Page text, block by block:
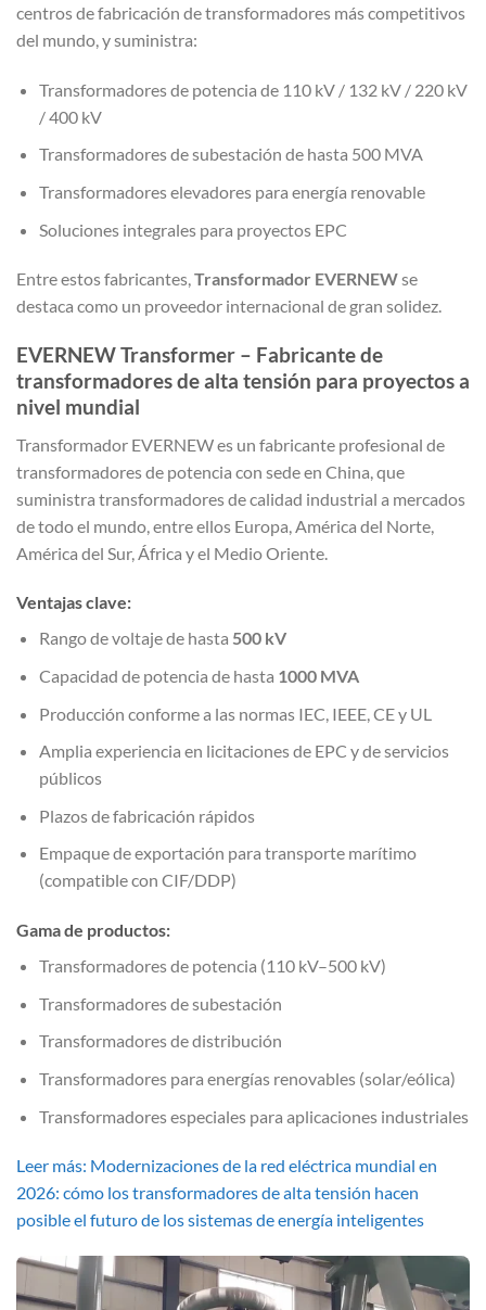
centros de fabricación de transformadores más competitivos
del mundo, y suministra:
Transformadores de potencia de 110 kV / 132 kV / 220 kV
/ 400 kV
Transformadores de subestación de hasta 500 MVA
Transformadores elevadores para energía renovable
Soluciones integrales para proyectos EPC
Entre estos fabricantes,Transformador EVERNEWse
destaca como un proveedor internacional de gran solidez.
EVERNEW Transformer – Fabricante de
transformadores de alta tensión para proyectos a
nivel mundial
Transformador EVERNEWes un fabricante profesional de
transformadores de potencia con sede en China, que
suministra transformadores de calidad industrial a mercados
de todo el mundo, entre ellos Europa, América del Norte,
América del Sur, África y el Medio Oriente.
Ventajas clave:
Rango de voltaje de hasta 500 kV
Capacidad de potencia de hasta 1000 MVA
Producción conforme a las normas IEC, IEEE, CE y UL
Amplia experiencia en licitaciones de EPC y de servicios
públicos
Plazos de fabricación rápidos
Empaque de exportación para transporte marítimo
(compatible con CIF/DDP)
Gama de productos:
Transformadores de potencia (110 kV–500 kV)
Transformadores de subestación
Transformadores de distribución
Transformadores para energías renovables (solar/eólica)
Transformadores especiales para aplicaciones industriales
Leer más: Modernizaciones de la red eléctrica mundial en
2026: cómo los transformadores de alta tensión hacen
posible el futuro de los sistemas de energía inteligentes